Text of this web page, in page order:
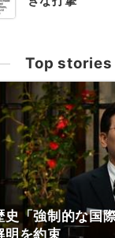
Top stories
史「強制的な国
明を約束